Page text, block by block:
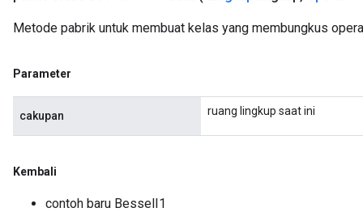
Metode pabrik untuk membuat kelas yang membungkus
Parameter
cakupan ruang lingkup saat ini
Kembali
contoh baru BesselI1